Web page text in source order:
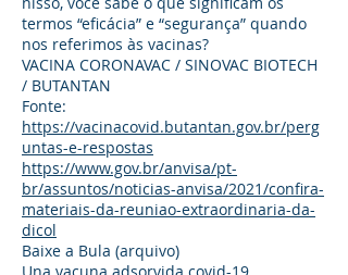
termos “eficácia” e “segurança” quando
nos referimos às vacinas?
VACINA CORONAVAC / SINOVAC BIOTECH
/ BUTANTAN
Fonte:
https://vacinacovid.butantan.gov.br/perg
untas-e-respostas
https://www.gov.br/anvisa/pt-
br/assuntos/noticias-anvisa/2021/confira-
materiais-da-reuniao-extraordinaria-da-
dicol
Baixe a Bula (arquivo)